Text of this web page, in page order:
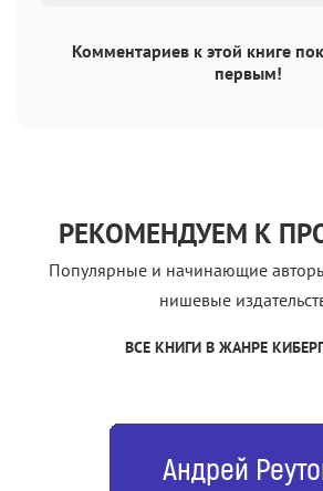
Комментариев к этой книге
первым!
РЕКОМЕНДУЕМ К
Популярные и начинающие
нишевые
ВСЕ КНИГИ В ЖАНРЕ
Андрей